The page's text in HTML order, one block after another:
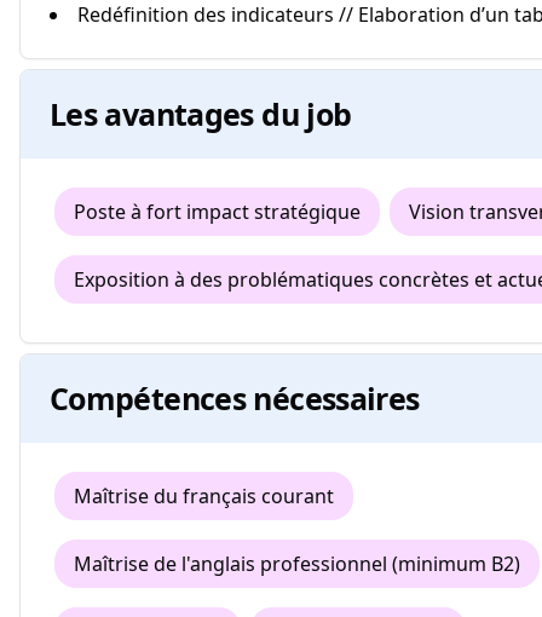
Redéfinition des indicateurs // Elaboration d’un
Les avantages du job
Poste à fort impact stratégique Vision
Exposition à des problématiques concrètes et
Compétences nécessaires
Maîtrise du français courant
Maîtrise de l'anglais professionnel (minimum B2)